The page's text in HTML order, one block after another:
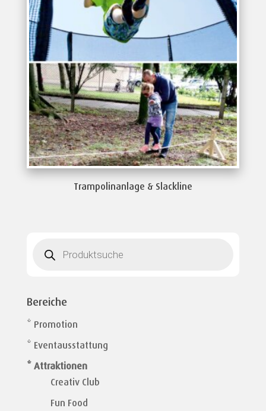
Trampolinanlage & Slackline
search
Bereiche
* Promotion
* Eventausstattung
* Attraktionen
Creativ Club
Fun Food